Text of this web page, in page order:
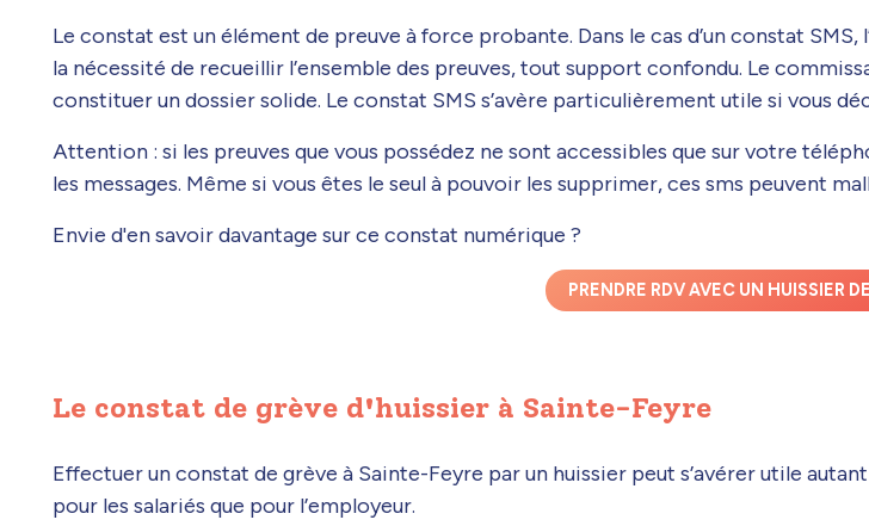
Le constat est un élément de preuve à force probante. Dans le cas d’un constat
la nécessité de recueillir l’ensemble des preuves, tout support confondu. Le
constituer un dossier solide. Le constat SMS s’avère particulièrement utile si vous
Attention : si les preuves que vous possédez ne sont accessibles que sur votre
les messages. Même si vous êtes le seul à pouvoir les supprimer, ces sms peuvent
Envie d'en savoir davantage sur ce constat numérique ?
PRENDRE RDV AVEC UN HUISSIER
Le constat de grève d'huissier à Sainte-Feyre
Effectuer un constat de grève à Sainte-Feyre par un huissier peut s’avérer utile autant
pour les salariés que pour l’employeur.